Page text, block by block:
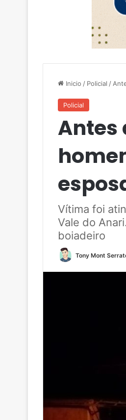
Inicio / Policial /
Policial
Antes
Vítima foi
Vale do
boiadeiro
Tony Mont